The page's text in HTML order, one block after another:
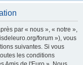
par « nous », « notre »,
forum »), vous
suivantes. Si vous
les conditions